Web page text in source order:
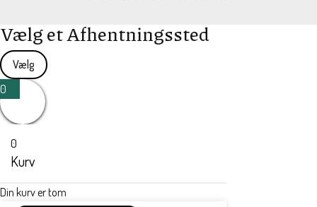
Vælg et Afhentningssted
Vælg
0
0
Kurv
Din kurv er tom